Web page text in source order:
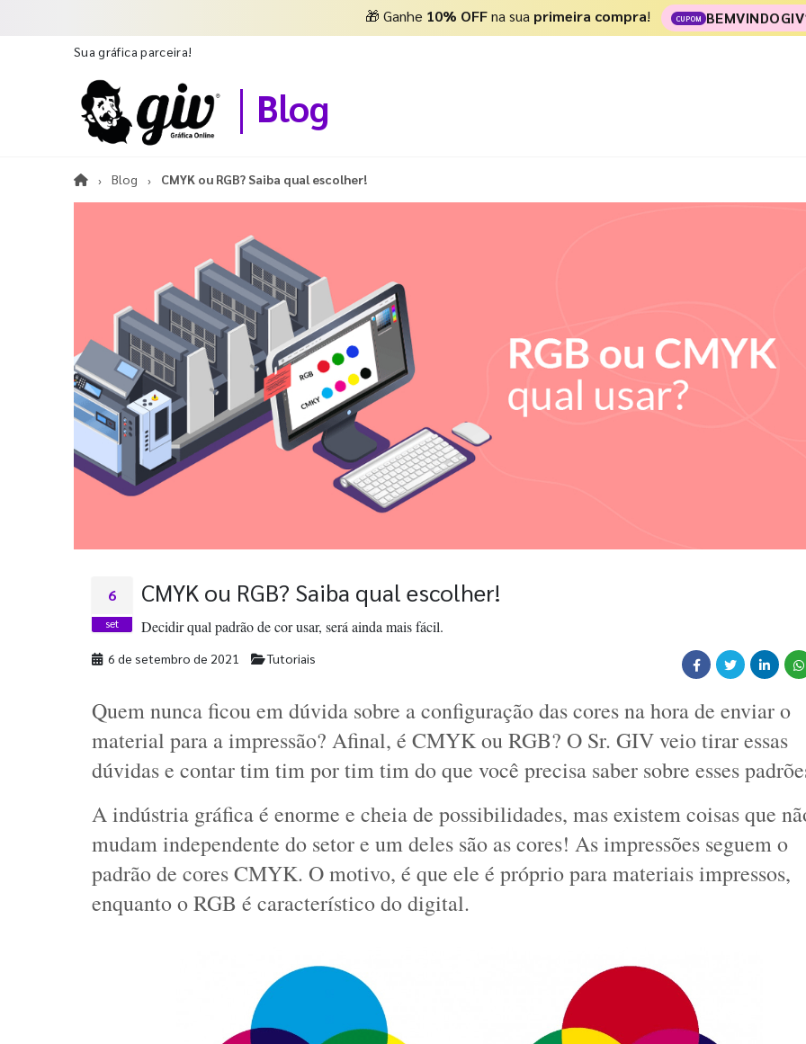
🎁 Ganhe 10% OFFna sua primeira compra! CUPOM
Sua gráfica parceira!
Blog
Blog CMYK ou RGB? Saiba qual escolher!
6
set
CMYK ou RGB? Saiba qual escolher!
Decidir qual padrão de cor usar, será ainda mais fácil.
6 de setembro de 2021 Tutoriais
Quem nunca ficou em dúvida sobre a configuração das cores na hora de enviar o
material para a impressão? Afinal, é CMYK ou RGB? O Sr. GIV veio tirar essas
dúvidas e contar tim tim por tim tim do que você precisa saber sobre esses
A indústria gráfica é enorme e cheia de possibilidades, mas existem coisas que
mudam independente do setor e um deles são as cores! As impressões seguem o
padrão de cores CMYK. O motivo, é que ele é próprio para materiais impressos,
enquanto o RGB é característico do digital.